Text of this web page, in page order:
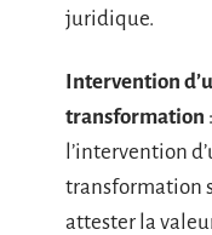
juridique.
Intervention
transformation
l’intervention
transformation
attester la